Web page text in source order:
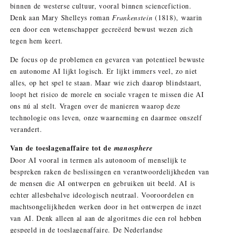
binnen de westerse cultuur, vooral binnen sciencefiction.
Denk aan Mary Shelleys romanFrankenstein(1818), waarin
een door een wetenschapper gecreëerd bewust wezen zich
tegen hem keert.
De focus op de problemen en gevaren van potentieel bewuste
en autonome AI lijkt logisch. Er lijkt immers veel, zo niet
alles, op het spel te staan. Maar wie zich daarop blindstaart,
loopt het risico de morele en sociale vragen te missen die AI
ons nú al stelt. Vragen over de manieren waarop deze
technologie ons leven, onze waarneming en daarmee onszelf
verandert.
Van de toeslagenaffaire tot de manosphere
Door AI vooral in termen als autonoom of menselijk te
bespreken raken de beslissingen en verantwoordelijkheden van
de mensen die AI ontwerpen en gebruiken uit beeld. AI is
echter allesbehalve ideologisch neutraal. Vooroordelen en
machtsongelijkheden werken door in het ontwerpen de inzet
van AI. Denk alleen al aan de algoritmes die een rol hebben
gespeeld in de toeslagenaffaire. De Nederlandse